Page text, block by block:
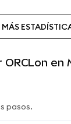
MÁS
en
pasos.